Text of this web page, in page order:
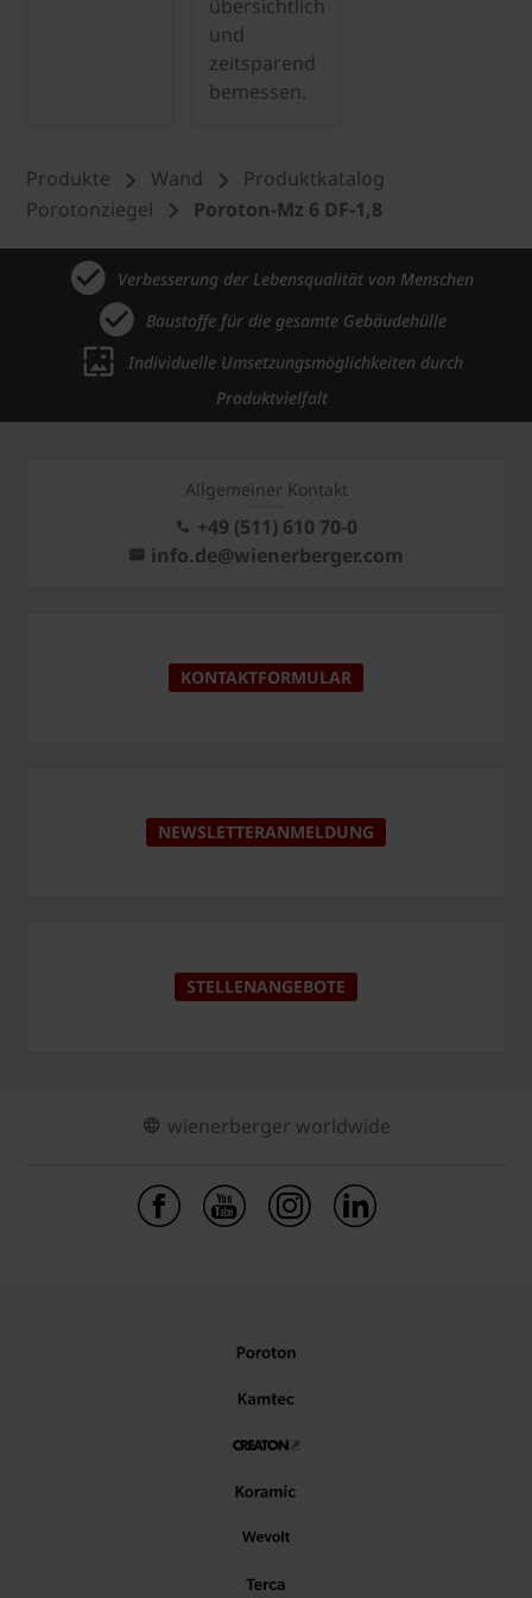
übersichtlich
und
zeitsparend
bemessen.
Produkte Wand
Produktkatalog
Porotonziegel
Poroton-Mz 6 DF-1,8
Verbesserung der Lebensqualität von Menschen
Baustoffe für die gesamte Gebäudehülle
Individuelle Umsetzungsmöglichkeiten durch
Produktvielfalt
Allgemeiner Kontakt
+49 (511) 610 70-0
info.de@wienerberger.com
KONTAKTFORMULAR
NEWSLETTERANMELDUNG
STELLENANGEBOTE
wienerberger worldwide